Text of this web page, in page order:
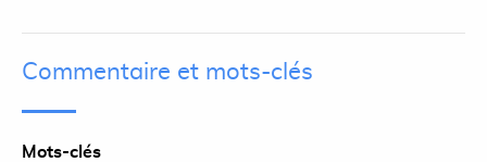
Commentaire et mots-clés
Mots-clés